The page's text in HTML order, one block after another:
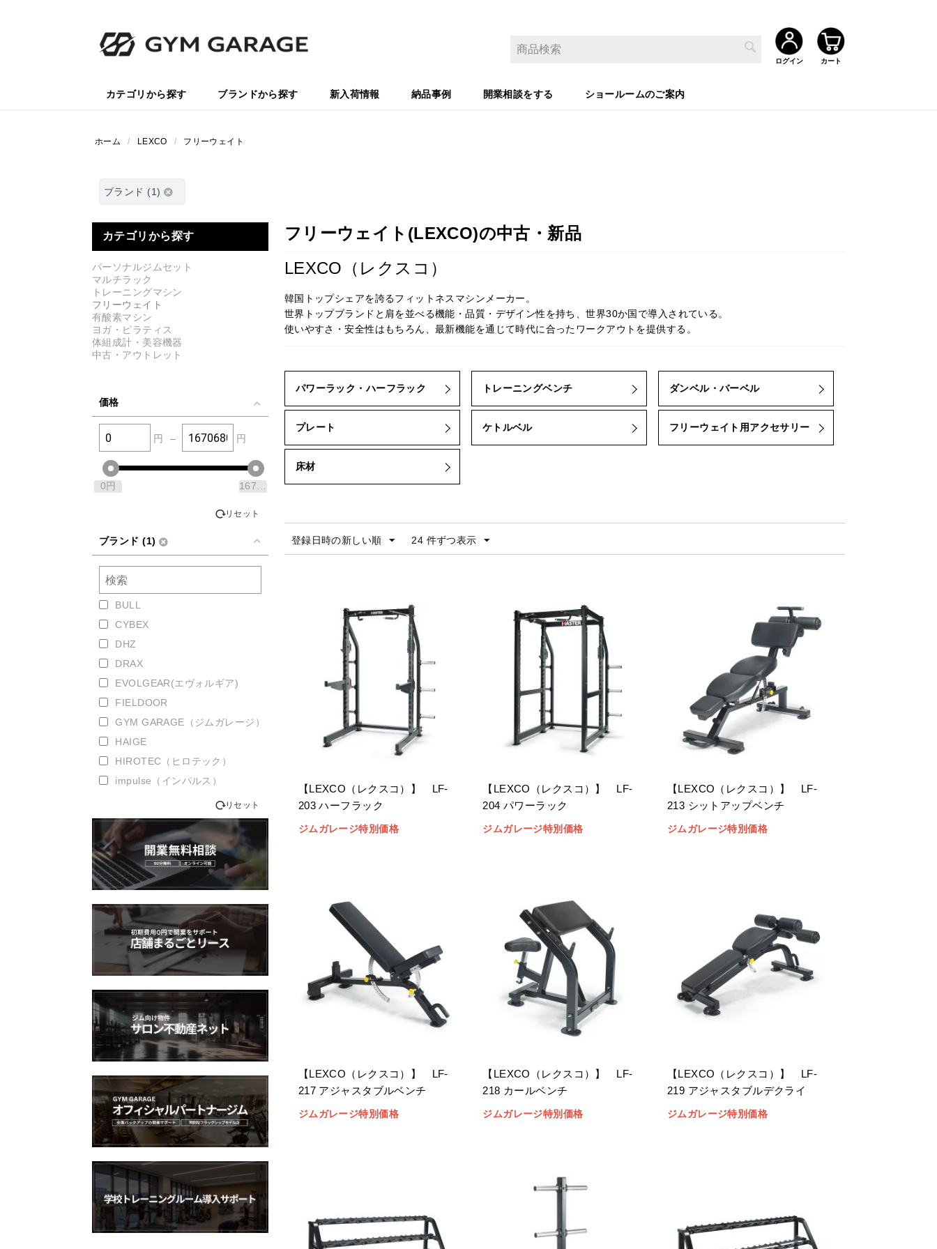
カテゴリから探す ブランドから探す 新入荷情報 納品事例 開業相談をする ショールームのご案内
ホーム / LEXCO / フリーウェイト
ブランド (1)
カテゴリから探す
パーソナルジムセット
マルチラック
トレーニングマシン
フリーウェイト
有酸素マシン
ヨガ・ピラティス
体組成計・美容機器
中古・アウトレット
価格
円 – 円
0円 1670680 円
リセット
ブランド (1)
BULL
CYBEX
DHZ
DRAX
EVOLGEAR(エヴォルギア)
FIELDOOR
GYM GARAGE（ジムガレージ）
HAIGE
HIROTEC（ヒロテック）
impulse（インパルス）
IROTEC(アイロテック)
IVANKO
KLASS
LEXCO（レクスコ）
LIVEPRO（ライブプロ）
NURBS（ナーブス）
ONI
POWER BLOCK
PRECOR
Precor（プリコー）
SLDS
TESHU
TUFFSTUFF(タフスタッフ)
ZIVA
エヴォルギア
タフスタッフ
ノーチラス
パワーブロック
ボディソリッド
リセット
フリーウェイト(LEXCO)の中古・新品
LEXCO（レクスコ）
韓国トップシェアを誇るフィットネスマシンメーカー。
世界トップブランドと肩を並べる機能・品質・デザイン性を持ち、世界30か国で導入されている。
使いやすさ・安全性はもちろん、最新機能を通じて時代に合ったワークアウトを提供する。
パワーラック・ハーフラック トレーニングベンチ ダンベル・バーベル
プレート ケトルベル フリーウェイト用アクセサリー
床材
登録日時の新しい順 24 件ずつ表示
【LEXCO（レクスコ）】 LF-
203 ハーフラック
ジムガレージ特別価格
【LEXCO（レクスコ）】 LF-
204 パワーラック
ジムガレージ特別価格
【LEXCO（レクスコ）】 LF-
213 シットアップベンチ
ジムガレージ特別価格
【LEXCO（レクスコ）】 LF-
217 アジャスタブルベンチ
ジムガレージ特別価格
【LEXCO（レクスコ）】 LF-
218 カールベンチ
ジムガレージ特別価格
【LEXCO（レクスコ）】 LF-
219 アジャスタブルデクライ
ン
ジムガレージ特別価格